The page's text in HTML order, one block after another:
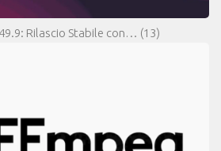
Rilascio Stabile con… (13)